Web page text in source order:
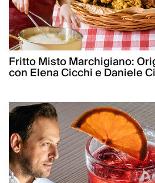
Fritto Misto Marchigiano:
con Elena Cicchi e Daniele